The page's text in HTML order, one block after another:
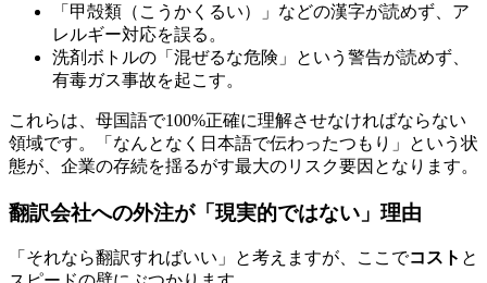
「甲殻類（こうかくるい）」などの漢字が読めず、ア
レルギー対応を誤る。
洗剤ボトルの「混ぜるな危険」という警告が読めず、
有毒ガス事故を起こす。
これらは、母国語で100%正確に理解させなければならない
領域です。「なんとなく日本語で伝わったつもり」という状
態が、企業の存続を揺るがす最大のリスク要因となります。
翻訳会社への外注が「現実的ではない」理由
「それなら翻訳すればいい」と考えますが、ここでコスト と